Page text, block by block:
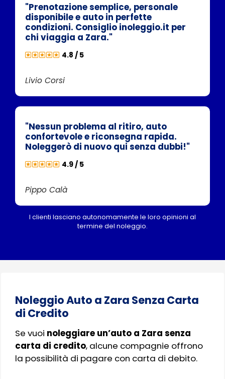
"Prenotazione semplice, personale
disponibile e auto in perfette
condizioni. Consiglio inoleggio.it per
chi viaggia a Zara."
4.8 / 5
Livio Corsi
"Nessun problema al ritiro, auto
confortevole e riconsegna rapida.
Noleggerò di nuovo qui senza dubbi!"
4.9 / 5
Pippo Calà
I clienti lasciano autonomamente le loro opinioni al
termine del noleggio.
Noleggio Auto a Zara Senza Carta
di Credito
Se vuoi noleggiare un’auto a Zara senza
carta di credito, alcune compagnie offrono
la possibilità di pagare con carta di debito.